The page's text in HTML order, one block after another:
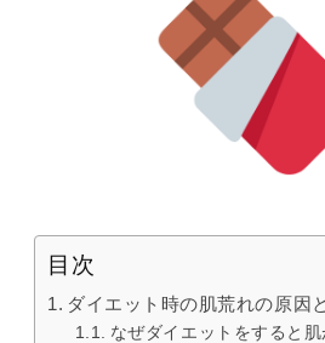
目次
ダイエット時の肌荒れの原因
なぜダイエットをすると